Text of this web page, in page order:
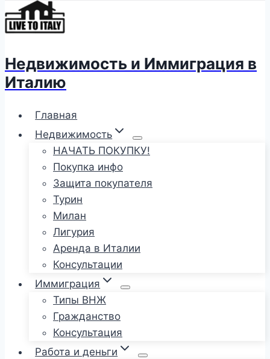
Недвижимость и Иммиграция в
Италию
Главная
Недвижимость
НАЧАТЬ ПОКУПКУ!
Покупка инфо
Защита покупателя
Турин
Милан
Лигурия
Аренда в Италии
Консультации
Иммиграция
Типы ВНЖ
Гражданство
Консультация
Работа и деньги